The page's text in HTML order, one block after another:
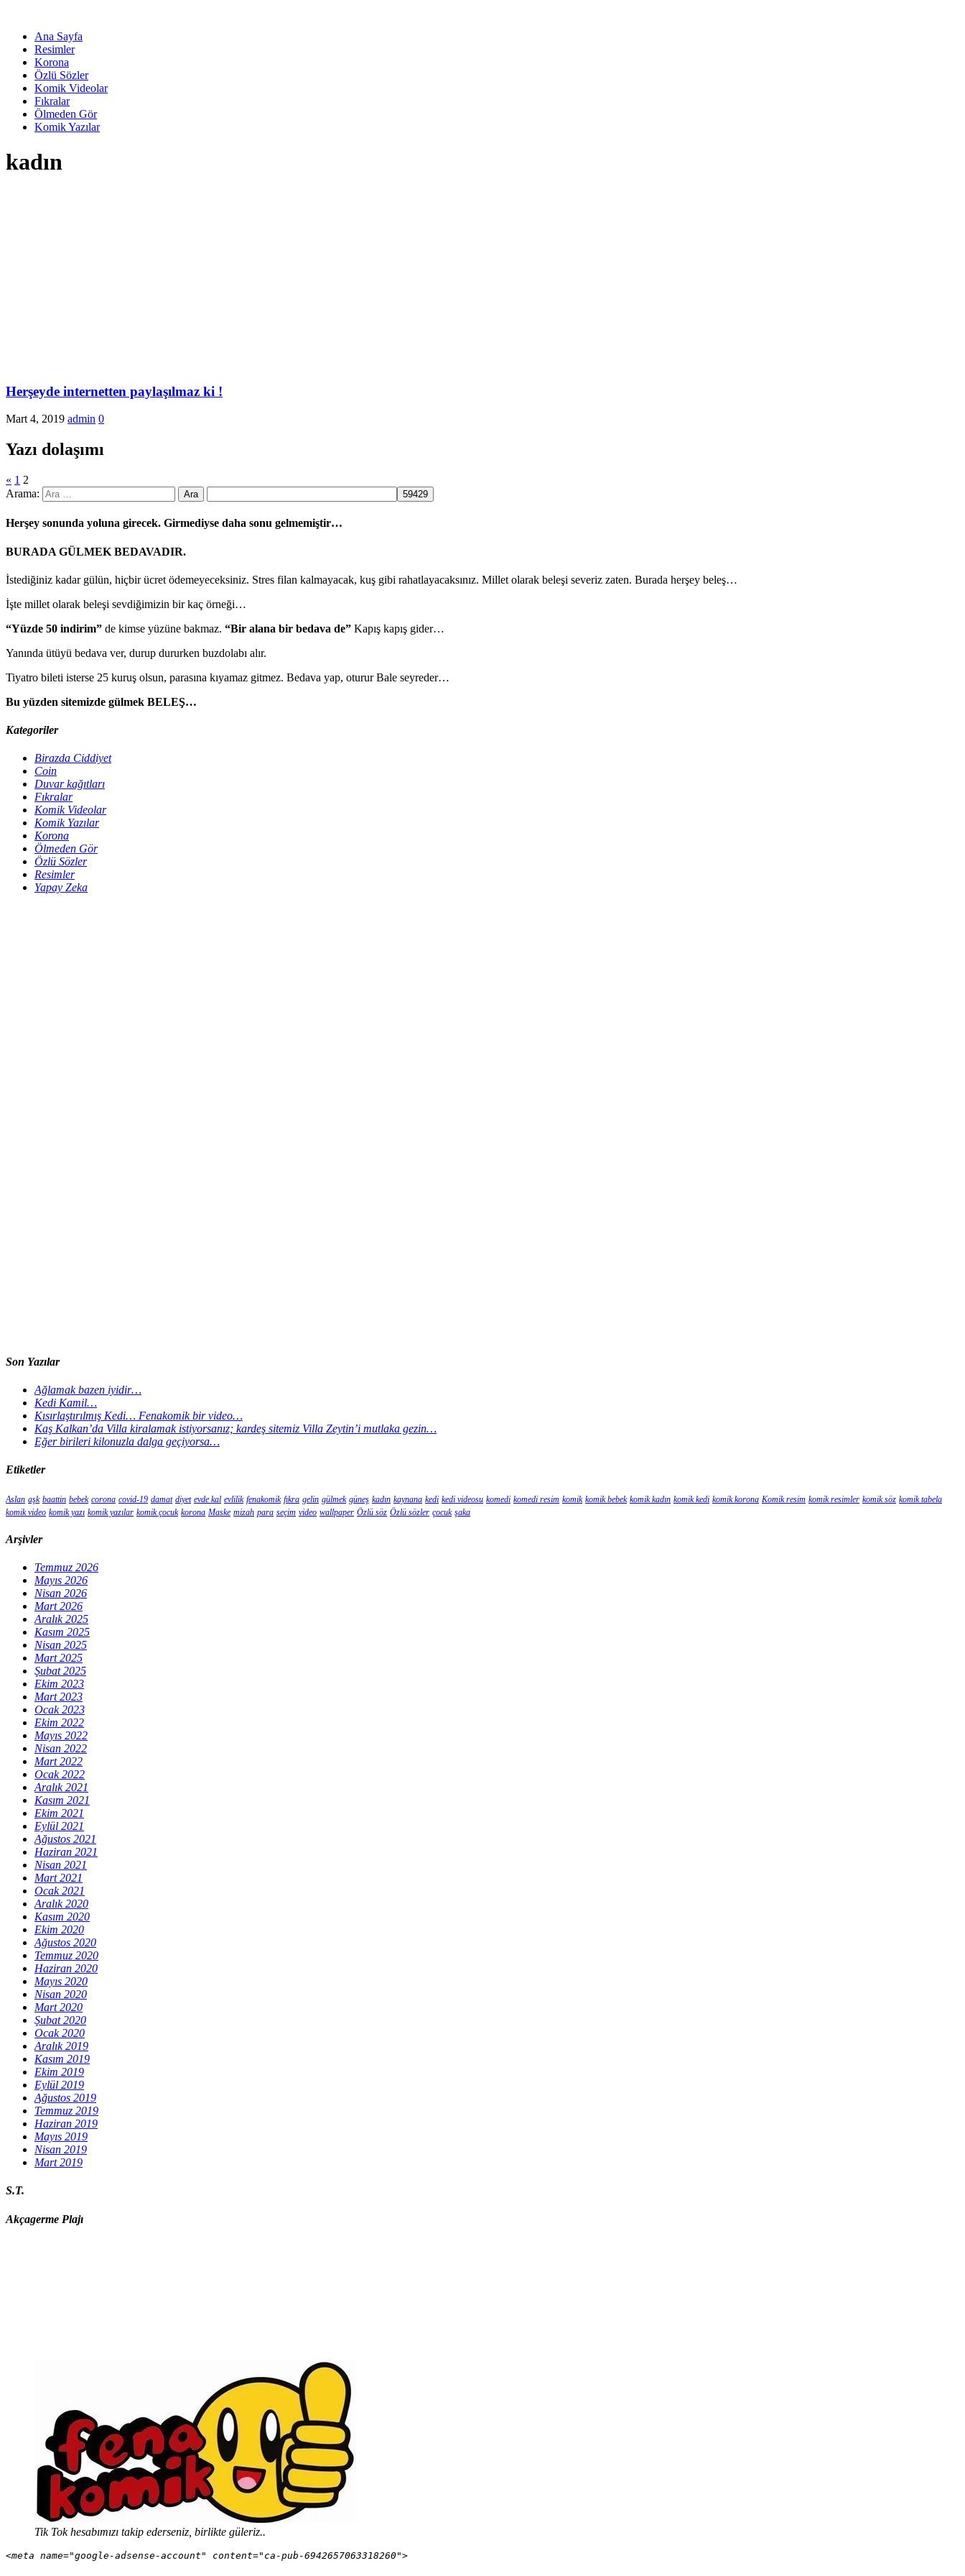
Ana Sayfa
Resimler
Korona
Özlü Sözler
Komik Videolar
Fıkralar
Ölmeden Gör
Komik Yazılar
kadın
Herşeyde internetten paylaşılmaz ki !
Mart 4, 2019 admin 0
Yazı dolaşımı
« 1 2
Arama:
Herşey sonunda yoluna girecek. Girmediyse daha sonu gelmemiştir…
BURADA GÜLMEK BEDAVADIR.
İstediğiniz kadar gülün, hiçbir ücret ödemeyeceksiniz. Stres filan kalmayacak, kuş gibi rahatlayacaksınız. Millet olarak beleşi severiz zaten. Burada herşey beleş…
İşte millet olarak beleşi sevdiğimizin bir kaç örneği…
“Yüzde 50 indirim” de kimse yüzüne bakmaz. “Bir alana bir bedava de” Kapış kapış gider…
Yanında ütüyü bedava ver, durup dururken buzdolabı alır.
Tiyatro bileti isterse 25 kuruş olsun, parasına kıyamaz gitmez. Bedava yap, oturur Bale seyreder…
Bu yüzden sitemizde gülmek BELEŞ…
Kategoriler
Birazda Ciddiyet
Coin
Duvar kağıtları
Fıkralar
Komik Videolar
Komik Yazılar
Korona
Ölmeden Gör
Özlü Sözler
Resimler
Yapay Zeka
Son Yazılar
Ağlamak bazen iyidir…
Kedi Kamil…
Kısırlaştırılmış Kedi… Fenakomik bir video…
Kaş Kalkan’da Villa kiralamak istiyorsanız; kardeş sitemiz Villa Zeytin’i mutlaka gezin…
Eğer birileri kilonuzla dalga geçiyorsa…
Etiketler
Aslan aşk baattin bebek corona covid-19 damat diyet evde kal evlilik fenakomik fıkra gelin gülmek güneş kadın kaynana kedi kedi videosu komedi komedi resim komik komik bebek komik kadın komik kedi komik korona Komik resim komik resimler komik söz komik tabela
komik video komik yazı komik yazılar komik çocuk korona Maske mizah para seçim video wallpaper Özlü söz Özlü sözler çocuk şaka
Arşivler
Temmuz 2026
Mayıs 2026
Nisan 2026
Mart 2026
Aralık 2025
Kasım 2025
Nisan 2025
Mart 2025
Şubat 2025
Ekim 2023
Mart 2023
Ocak 2023
Ekim 2022
Mayıs 2022
Nisan 2022
Mart 2022
Ocak 2022
Aralık 2021
Kasım 2021
Ekim 2021
Eylül 2021
Ağustos 2021
Haziran 2021
Nisan 2021
Mart 2021
Ocak 2021
Aralık 2020
Kasım 2020
Ekim 2020
Ağustos 2020
Temmuz 2020
Haziran 2020
Mayıs 2020
Nisan 2020
Mart 2020
Şubat 2020
Ocak 2020
Aralık 2019
Kasım 2019
Ekim 2019
Eylül 2019
Ağustos 2019
Temmuz 2019
Haziran 2019
Mayıs 2019
Nisan 2019
Mart 2019
S.T.
Akçagerme Plajı
Tik Tok hesabımızı takip ederseniz, birlikte güleriz..
<meta name="google-adsense-account" content="ca-pub-6942657063318260">